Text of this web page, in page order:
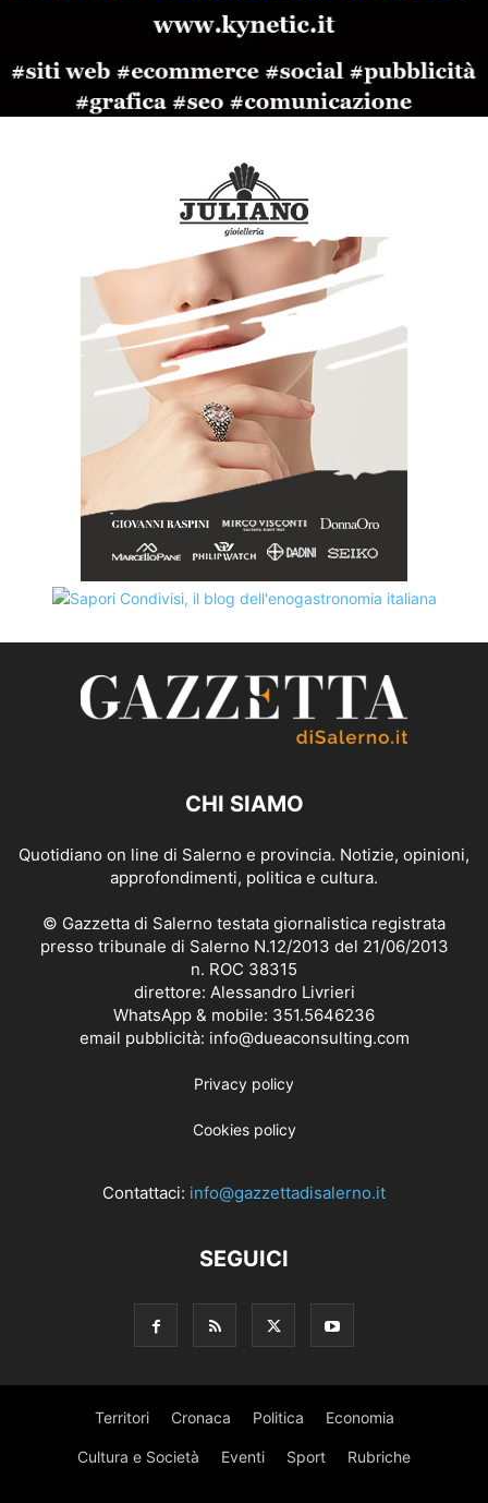
CHI SIAMO
Quotidiano on line di Salerno e provincia. Notizie, opinioni,
approfondimenti, politica e cultura.
© Gazzetta di Salerno testata giornalistica registrata
presso tribunale di Salerno N.12/2013 del 21/06/2013
n. ROC 38315
direttore: Alessandro Livrieri
WhatsApp & mobile: 351.5646236
email pubblicità: info@dueaconsulting.com
Privacy policy
Cookies policy
Contattaci: info@gazzettadisalerno.it
SEGUICI
Territori Cronaca Politica Economia
Cultura e Società Eventi Sport Rubriche